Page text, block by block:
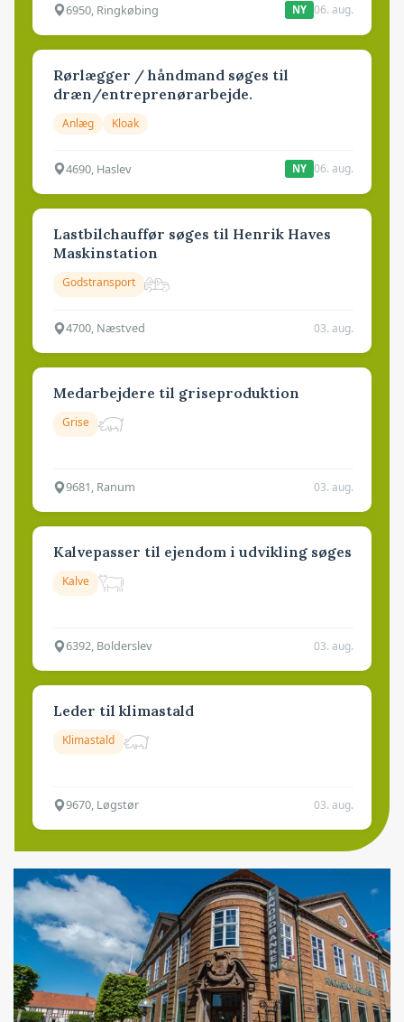
6950, Ringkøbing NY 06. aug.
Rørlægger / håndmand søges til
dræn/entreprenørarbejde.
Anlæg Kloak
4690, Haslev NY 06. aug.
Lastbilchauffør søges til Henrik Haves
Maskinstation
Godstransport
4700, Næstved 03. aug.
Medarbejdere til griseproduktion
Grise
9681, Ranum 03. aug.
Kalvepasser til ejendom i udvikling søges
Kalve
6392, Bolderslev 03. aug.
Leder til klimastald
Klimastald
9670, Løgstør 03. aug.